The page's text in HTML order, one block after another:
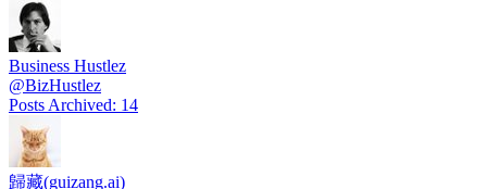
Business Hustlez
@BizHustlez
Posts Archived: 14
歸藏(guizang.ai)